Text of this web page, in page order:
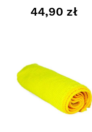
44,90 zł